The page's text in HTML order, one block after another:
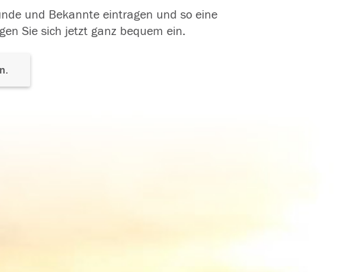
und Bekannte eintragen und so eine
Sie sich jetzt ganz bequem ein.